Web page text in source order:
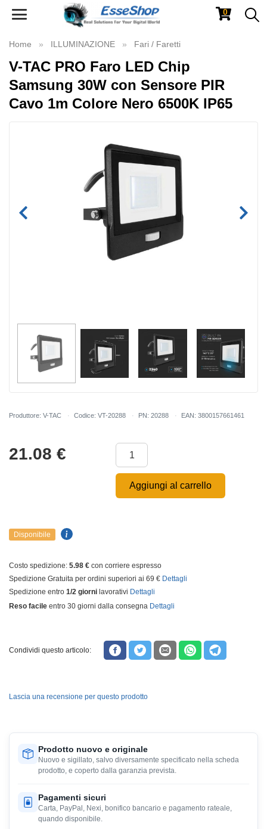
Toggle
0
Home ILLUMINAZIONE Fari / Faretti
V-TAC PRO Faro LED Chip
Samsung 30W con Sensore PIR
Cavo 1m Colore Nero 6500K IP65
Produttore: V-TAC Codice: VT-20288 PN: 20288 EAN: 3800157661461
21.08 €
Aggiungi al carrello
Disponibile
Costo spedizione: 5.98 € con corriere espresso
Spedizione Gratuita per ordini superiori ai 69 € Dettagli
Spedizione entro 1/2 giorni lavorativi Dettagli
Reso facile entro 30 giorni dalla consegna Dettagli
Condividi questo articolo:
Lascia una recensione per questo prodotto
Prodotto nuovo e originale
Nuovo e sigillato, salvo diversamente specificato nella scheda
prodotto, e coperto dalla garanzia prevista.
Pagamenti sicuri
Carta, PayPal, Nexi, bonifico bancario e pagamento rateale,
quando disponibile.